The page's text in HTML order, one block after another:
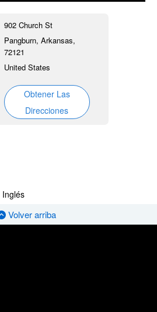
902 Church St
Pangburn, Arkansas,
72121
United States
Obtener Las
Direcciones
Inglés
Volver arriba